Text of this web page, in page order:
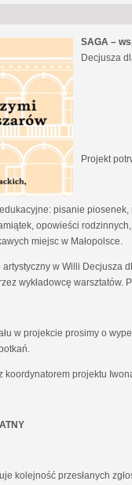
SAGA –
Decjusza
Projekt
pisanie
opowieści
miejsc w Małopolsce.
w Willi
wykładowcę
w projekcie prosimy o
koordynatorem projektu
kolejność przesłanych